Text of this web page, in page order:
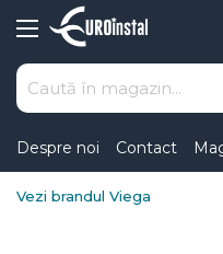
to
Content
Despre noi Contact
Vezi brandul Viega